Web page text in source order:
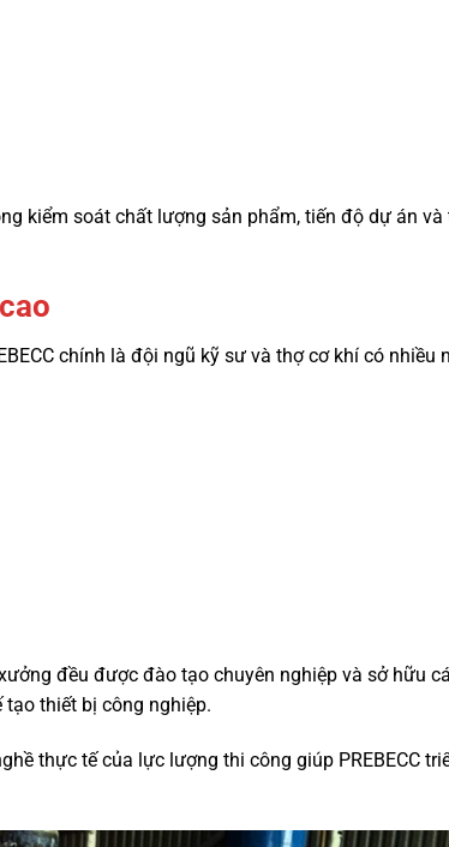
kiểm soát chất lượng sản phẩm, tiến độ dự án
chính là đội ngũ kỹ sư và thợ cơ khí có nhiều
đều được đào tạo chuyên nghiệp và sở hữu
thiết bị công nghiệp.
thực tế của lực lượng thi công giúp PREBECC